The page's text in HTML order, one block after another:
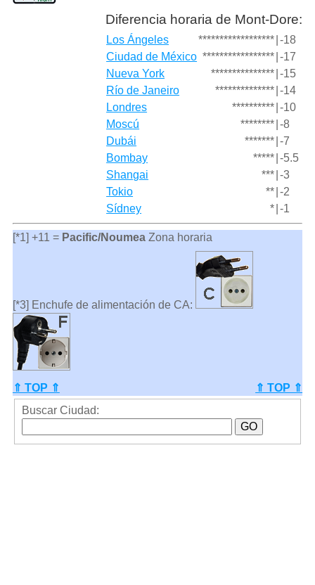
Diferencia horaria de Mont-Dore:
Los Ángeles ****************** -18
Ciudad de México ***************** -17
Nueva York
*************** -15
Río de Janeiro
************** -14
Londres
********** -10
Moscú
******** -8
Dubái
******* -7
Bombay
***** -5.5
Shangai
*** -3
Tokio
** -2
Sídney
* -1
[*1] +11 = Pacific/NoumeaZona horaria
[*3] Enchufe de alimentación de CA:
⇑ TOP ⇑
⇑ TOP ⇑
Buscar Ciudad: